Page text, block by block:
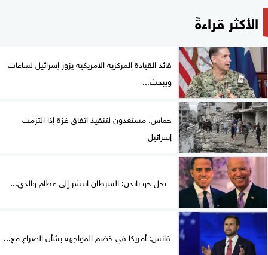
الأكثر قراءةً
قائد القيادة المركزية الأمريكية يزور إسرائيل لساعات
ويبحث...
حماس: مستعدون لتنفيذ اتفاق غزة إذا التزمت
إسرائيل
نجل جو بايدن: السرطان انتشر إلى عظام والدي...
فانس: أمريكا في خضم المواجهة بشأن الصراع مع...